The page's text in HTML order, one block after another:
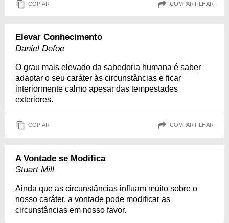
COPIAR COMPARTILHAR
Elevar Conhecimento
Daniel Defoe
O grau mais elevado da sabedoria humana é saber
adaptar o seu caráter às circunstâncias e ficar
interiormente calmo apesar das tempestades
exteriores.
COPIAR COMPARTILHAR
A Vontade se Modifica
Stuart Mill
Ainda que as circunstâncias influam muito sobre o
nosso caráter, a vontade pode modificar as
circunstâncias em nosso favor.